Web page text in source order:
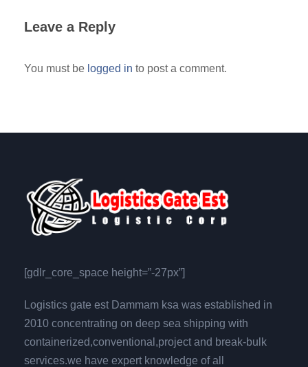
Leave a Reply
You must be logged in to post a comment.
[gdlr_core_space height=”-27px”]
Logistics gate est Dammam ksa was established in
2010 concentrating on deep sea shipping with
containerized,conventional,project and break-bulk
services.we have expert knowledge of all